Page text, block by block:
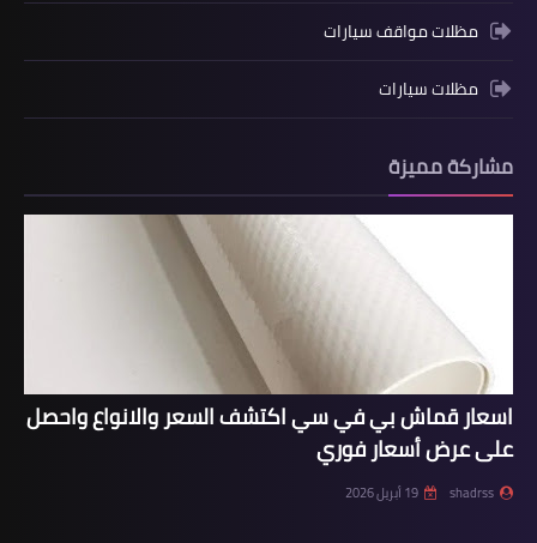
مظلات مواقف سيارات
مظلات سيارات
مشاركة مميزة
اسعار قماش بي في سي اكتشف السعر والانواع واحصل
على عرض أسعار فوري
shadrss 19 أبريل 2026